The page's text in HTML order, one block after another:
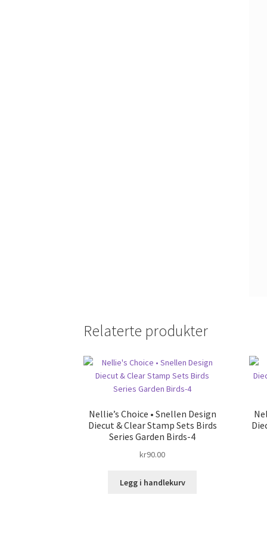
Relaterte produkter
Nellie’s Choice • Snellen Design
Diecut & Clear Stamp Sets Birds
Series Garden Birds-4
kr90.00
Legg i handlekurv